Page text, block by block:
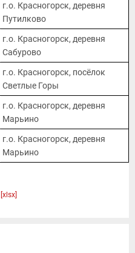
г.о. Красногорск, деревня
Путилково
г.о. Красногорск, деревня
Сабурово
г.о. Красногорск, посёлок
Светлые Горы
г.о. Красногорск, деревня
Марьино
г.о. Красногорск, деревня
Марьино
[xlsx]